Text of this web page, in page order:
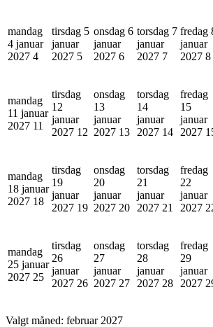
mandag
4 januar
2027 4
tirsdag 5
januar
2027 5
onsdag 6
januar
2027 6
torsdag 7
januar
2027 7
fredag
januar
2027 8
mandag
11 januar
2027 11
tirsdag
12
januar
2027 12
onsdag
13
januar
2027 13
torsdag
14
januar
2027 14
fredag
15
januar
2027
mandag
18 januar
2027 18
tirsdag
19
januar
2027 19
onsdag
20
januar
2027 20
torsdag
21
januar
2027 21
fredag
22
januar
2027
mandag
25 januar
2027 25
tirsdag
26
januar
2027 26
onsdag
27
januar
2027 27
torsdag
28
januar
2027 28
fredag
29
januar
2027
Valgt måned: februar 2027